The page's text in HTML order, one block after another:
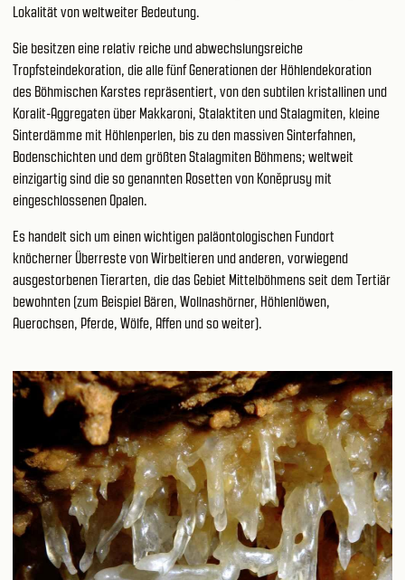
Lokalität von weltweiter Bedeutung.
Sie besitzen eine relativ reiche und abwechslungsreiche
Tropfsteindekoration, die alle fünf Generationen der Höhlendekoration
des Böhmischen Karstes repräsentiert, von den subtilen kristallinen und
Koralit-Aggregaten über Makkaroni, Stalaktiten und Stalagmiten, kleine
Sinterdämme mit Höhlenperlen, bis zu den massiven Sinterfahnen,
Bodenschichten und dem größten Stalagmiten Böhmens; weltweit
einzigartig sind die so genannten Rosetten von Koněprusy mit
eingeschlossenen Opalen.
Es handelt sich um einen wichtigen paläontologischen Fundort
knöcherner Überreste von Wirbeltieren und anderen, vorwiegend
ausgestorbenen Tierarten, die das Gebiet Mittelböhmens seit dem Tertiär
bewohnten (zum Beispiel Bären, Wollnashörner, Höhlenlöwen,
Auerochsen, Pferde, Wölfe, Affen und so weiter).